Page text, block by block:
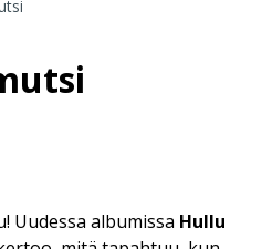
Uudessa albumissa Hullu